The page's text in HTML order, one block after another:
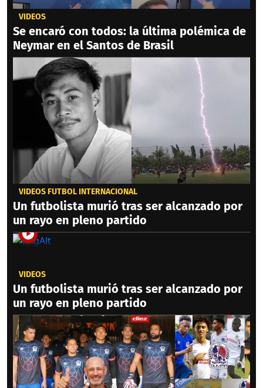
VIDEOS
Se encaró con todos: la última polémica de
Neymar en el Santos de Brasil
VIDEOS FÚTBOL INTERNACIONAL
Un futbolista murió tras ser alcanzado por
un rayo en pleno partido
VIDEOS
Un futbolista murió tras ser alcanzado por
un rayo en pleno partido